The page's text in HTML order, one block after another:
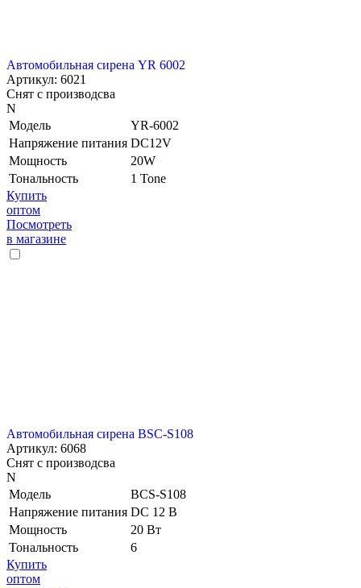
Автомобильная сирена YR 6002
Артикул: 6021
Снят с производсва
N
Модель
YR-6002
Напряжение питания DC12V
Мощность
20W
Тональность
1 Tone
Купить
оптом
Посмотреть
в магазине
Автомобильная сирена BSC-S108
Артикул: 6068
Снят с производсва
N
Модель
BCS-S108
Напряжение питания DC 12 В
Мощность
20 Вт
Тональность
6
Купить
оптом